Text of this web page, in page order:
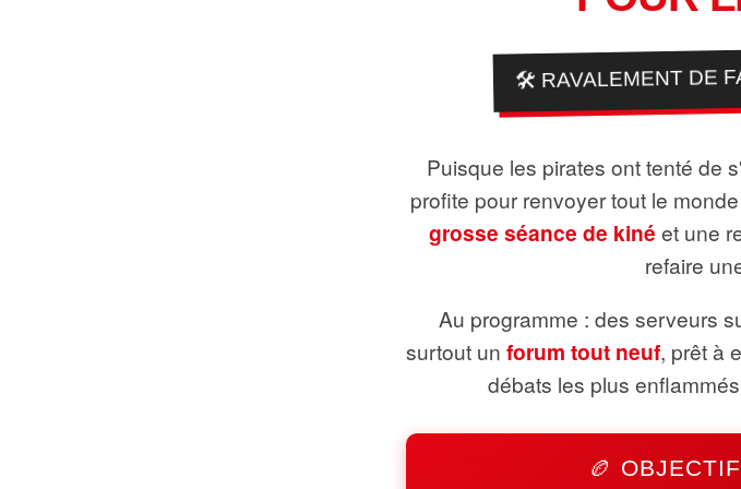
🛠️ RAVALEMENT DE
Puisque les pirates ont tenté de
profite pour renvoyer tout le
grosse séance de kiné et une
refaire
Au programme : des serveurs
surtout un forum tout neuf, prêt à
débats les plus
🏉